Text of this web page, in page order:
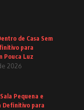
de Casa Sem
para
Pouca Luz
2026
Pequena e
Definitivo para